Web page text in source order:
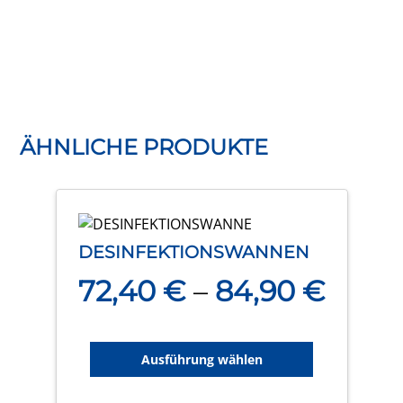
ÄHNLICHE PRODUKTE
DESINFEKTIONSWANNEN
72,40 €– 84,90 €
Ausführung wählen
Dieses
Produkt
weist
mehrere
Varianten
Optionen